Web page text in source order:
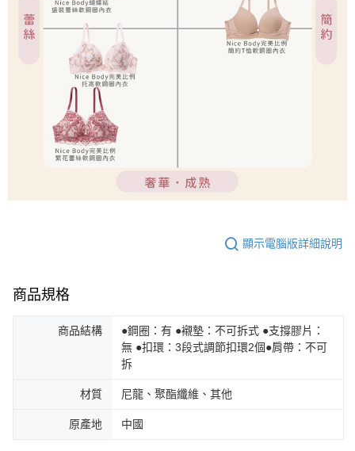
顯示電腦版詳細說明
商品規格
商品結構
●鋼圈：有 ●襯墊：不可拆式 ●支撐膠片：
無 ●扣環：3段式調節扣環2個●肩帶：不可
拆
材質 尼龍、聚酯纖維、其他
原產地 中國